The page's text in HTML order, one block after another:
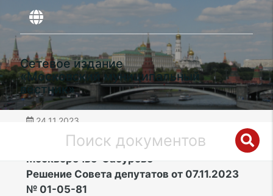
Сетевое издание
«Московский муниципальный
вестник»
24.11.2023
ЮАО | Муниципальный округ
Москворечье-Сабурово
Решение Совета депутатов от 07.11.2023
№ 01-05-81